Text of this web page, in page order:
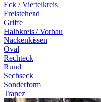
Eck / Viertelkreis
Freistehend
Griffe
Halbkreis / Vorbau
Nackenkissen
Oval
Rechteck
Rund
Sechseck
Sonderform
Trapez